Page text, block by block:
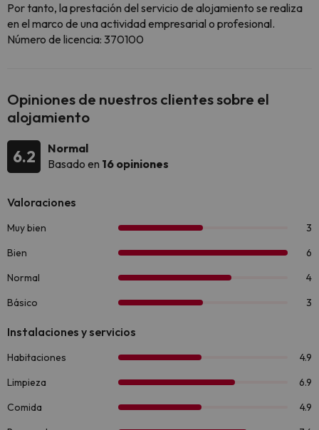
Por tanto, la prestación del servicio de alojamiento se realiza
en el marco de una actividad empresarial o profesional.
Número de licencia: 370100
Opiniones de nuestros clientes sobre el
alojamiento
6.2
Normal
Basado en 16 opiniones